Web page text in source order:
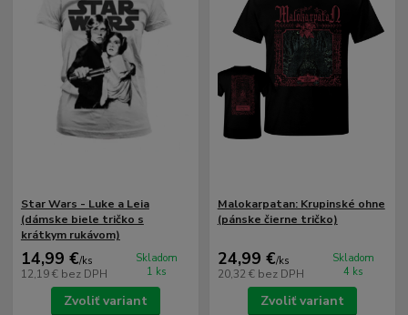
Star Wars - Luke a Leia
(dámske biele tričko s
krátkym rukávom)
14,99 €/ks
12,19 € bez DPH
Skladom
1 ks
Zvoliť variant
Malokarpatan: Krupinské ohne
(pánske čierne tričko)
24,99 €/ks
20,32 € bez DPH
Skladom
4 ks
Zvoliť variant